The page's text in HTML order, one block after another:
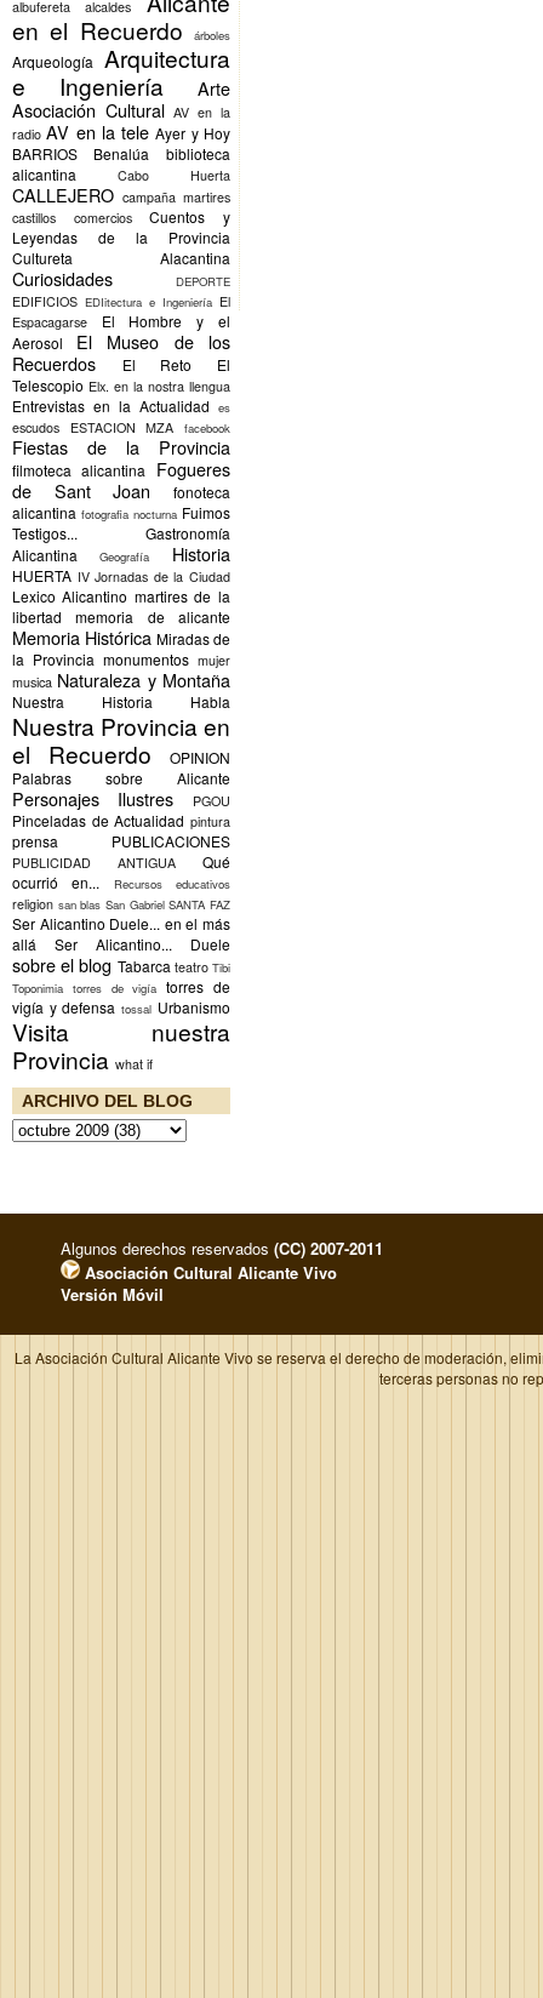
albufereta alcaldes
en el Recuerdo
árboles
Arqueología Arquitectura
e Ingeniería
Arte
Asociación Cultural AV en la
radio AV en la tele Ayer y Hoy
BARRIOS
Benalúa
biblioteca
alicantina
Cabo Huerta
CALLEJERO campaña martires
castillos
comercios
Cuentos y
Leyendas de la Provincia
Cultureta Alacantina
Curiosidades DEPORTE
EDIFICIOS EDIitectura e Ingeniería El
Espacagarse
El Hombre y el
Aerosol
El Museo de los
Recuerdos
El Reto
El
Telescopio Elx. en la nostra llengua
Entrevistas en la Actualidad es
escudos ESTACION MZA facebook
Fiestas de la Provincia
filmoteca alicantina
Fogueres
de Sant Joan
fonoteca
alicantina fotografia nocturna Fuimos
Testigos...
Gastronomía
Alicantina
Geografía Historia
HUERTA IV Jornadas de la Ciudad
Lexico Alicantino martires de la
libertad
memoria de alicante
Memoria Histórica Miradas de
la Provincia monumentos mujer
musica Naturaleza y Montaña
Nuestra Historia Habla
Nuestra Provincia en
el Recuerdo
OPINION
Palabras sobre Alicante
Personajes Ilustres PGOU
Pinceladas de Actualidad pintura
prensa PUBLICACIONES
PUBLICIDAD ANTIGUA
Qué
ocurrió en...
Recursos educativos
religion san blas San Gabriel SANTA FAZ
Ser Alicantino Duele... en el más
allá
Ser Alicantino... Duele
sobre el blog Tabarca teatro Tibi
Toponimia torres de vigía torres de
vigía y defensa tossal Urbanismo
Visita nuestra
Provincia what if
ARCHIVO DEL BLOG
Algunos derechos reservados (CC) 2007-2011
Asociación Cultural Alicante Vivo
Versión Móvil
La Asociación Cultural Alicante Vivo se reserva el derecho de moderación,
terceras personas no